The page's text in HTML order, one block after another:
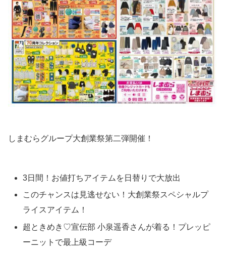
しまむらグループ大創業祭第二弾開催！
3日間！お値打ちアイテムを日替りで大放出
このチャンスは見逃せない！大創業祭スペシャルプ
ライスアイテム！
超ときめき♡宣伝部 小泉遥香さんが着る！プレッピ
ーニットで最上級コーデ